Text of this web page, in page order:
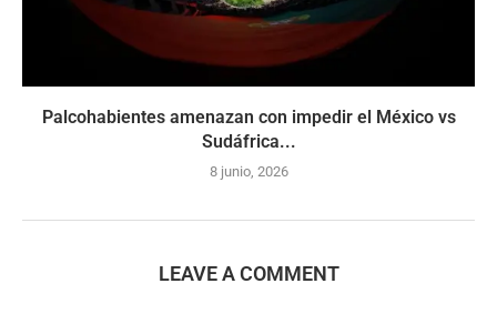
Palcohabientes amenazan con impedir el México vs
Sudáfrica...
8 junio, 2026
LEAVE A COMMENT